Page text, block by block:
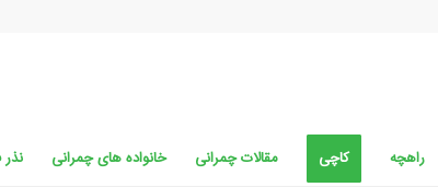
راهچه کاچی مقالات چمرانی خانواده های چمرانی